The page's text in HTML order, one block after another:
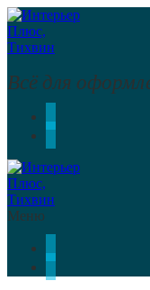
Перейти
к
содержимому
Меню
Закрыть
Всё для
Меню